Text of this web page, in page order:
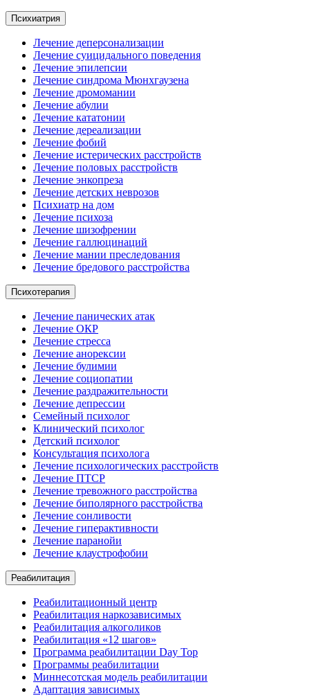
Психиатрия
Лечение деперсонализации
Лечение суицидального поведения
Лечение эпилепсии
Лечение синдрома Мюнхгаузена
Лечение дромомании
Лечение абулии
Лечение кататонии
Лечение дереализации
Лечение фобий
Лечение истерических расстройств
Лечение половых расстройств
Лечение энкопреза
Лечение детских неврозов
Психиатр на дом
Лечение психоза
Лечение шизофрении
Лечение галлюцинаций
Лечение мании преследования
Лечение бредового расстройства
Психотерапия
Лечение панических атак
Лечение ОКР
Лечение стресса
Лечение анорексии
Лечение булимии
Лечение социопатии
Лечение раздражительности
Лечение депрессии
Семейный психолог
Клинический психолог
Детский психолог
Консультация психолога
Лечение психологических расстройств
Лечение ПТСР
Лечение тревожного расстройства
Лечение биполярного расстройства
Лечение сонливости
Лечение гиперактивности
Лечение паранойи
Лечение клаустрофобии
Реабилитация
Реабилитационный центр
Реабилитация наркозависимых
Реабилитация алкоголиков
Реабилитация «12 шагов»
Программа реабилитации Day Top
Программы реабилитации
Миннесотская модель реабилитации
Адаптация зависимых